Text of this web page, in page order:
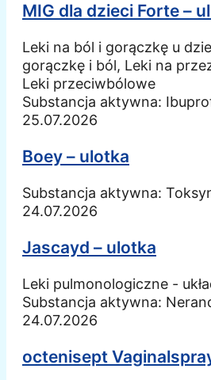
MIG dla dzieci Forte –
Leki na ból i gorączkę u
gorączkę i ból, Leki na
Leki przeciwbólowe
Substancja aktywna:
25.07.2026
Boey – ulotka
Substancja aktywna:
24.07.2026
Jascayd – ulotka
Leki pulmonologiczne -
Substancja aktywna:
24.07.2026
octenisept